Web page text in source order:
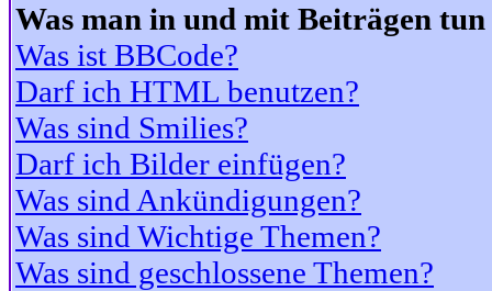
Was man in und mit Beiträgen
Was ist BBCode?
Darf ich HTML benutzen?
Was sind Smilies?
Darf ich Bilder einfügen?
Was sind Ankündigungen?
Was sind Wichtige Themen?
Was sind geschlossene Themen?